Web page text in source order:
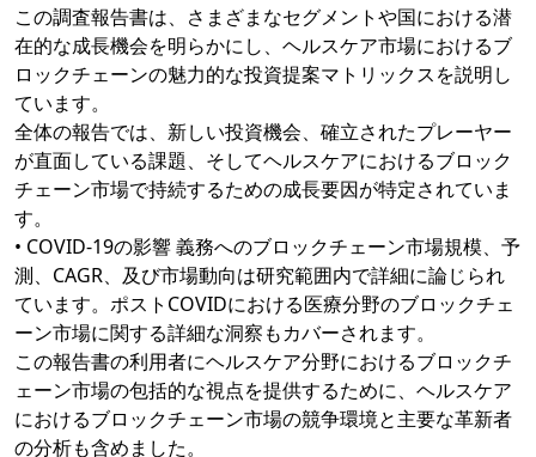
この調査報告書は、さまざまなセグメントや国における潜
在的な成長機会を明らかにし、ヘルスケア市場におけるブ
ロックチェーンの魅力的な投資提案マトリックスを説明し
ています。
全体の報告では、新しい投資機会、確立されたプレーヤー
が直面している課題、そしてヘルスケアにおけるブロック
チェーン市場で持続するための成長要因が特定されていま
す。
• COVID-19の影響 義務へのブロックチェーン市場規模、予
測、CAGR、及び市場動向は研究範囲内で詳細に論じられ
ています。ポストCOVIDにおける医療分野のブロックチェ
ーン市場に関する詳細な洞察もカバーされます。
この報告書の利用者にヘルスケア分野におけるブロックチ
ェーン市場の包括的な視点を提供するために、ヘルスケア
におけるブロックチェーン市場の競争環境と主要な革新者
の分析も含めました。